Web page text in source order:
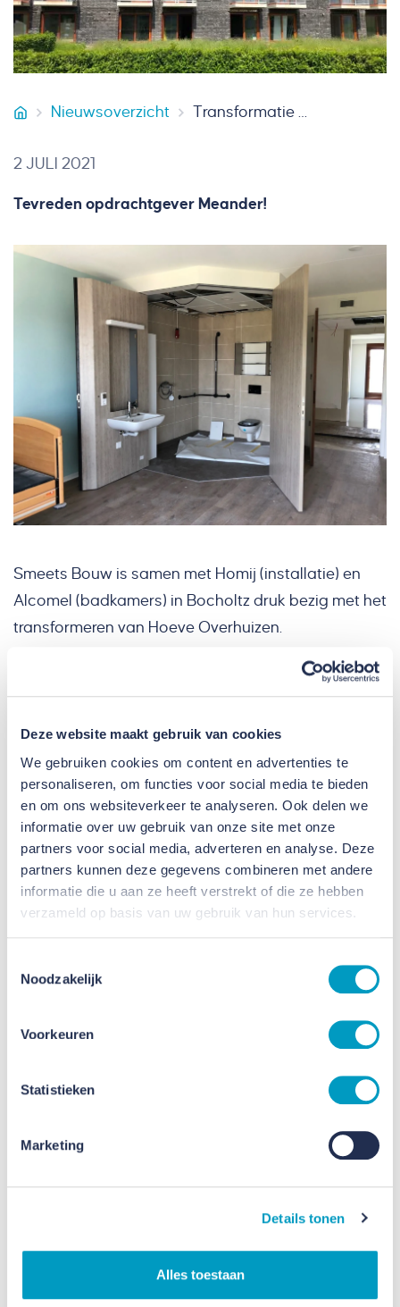
Deze website maakt gebruik van cookies
We gebruiken cookies om content en advertenties te
personaliseren, om functies voor social media te bieden
en om ons websiteverkeer te analyseren. Ook delen we
informatie over uw gebruik van onze site met onze
partners voor social media, adverteren en analyse. Deze
partners kunnen deze gegevens combineren met andere
informatie die u aan ze heeft verstrekt of die ze hebben
verzameld op basis van uw gebruik van hun services.
Noodzakelijk
Voorkeuren
Statistieken
Marketing
Details tonen
Alles toestaan
Smeets Bouw
Nieuwsoverzicht Transformatie Hoeve Overhuizen | Meander groep
2 JULI 2021
Tevreden opdrachtgever Meander!
Smeets Bouw is samen met Homij (installatie) en
Alcomel (badkamers) in Bocholtz druk bezig met het
transformeren van Hoeve Overhuizen.
Dit complex (oorspronkelijk een hoeve) ligt in het
uiterste puntje van Zuid-Limburg en wordt thans
de laatste hand aan de transformatie tot
verpleeghuis met intramurale zorg.
Bij deze transformatie van circa 3.750 m² BVO
worden 55 zorgkamers, 5 gemeenschappelijke
huiskamers en enkele algemene ruimten voor
personeel en opslag gerealiseerd.
Het transformeren van deze locatie is een mooi
voorbeeld van duurzaam gebruik van het
de leefbaar- en werkbaarheid voor de bewoners en
hedendaagse normen.
Zo is iedere zorgkamer door Alcomel voorzien van
een innovatieve badkamer met draaibare wanden.
Met deze draaibare wanden waarin wastafel,
elektriciteit en sanitaire aan- en afvoeren
bewoner als voor de verzorger een stuk
gebruiksvriendelijker. In open positie ontstaat er